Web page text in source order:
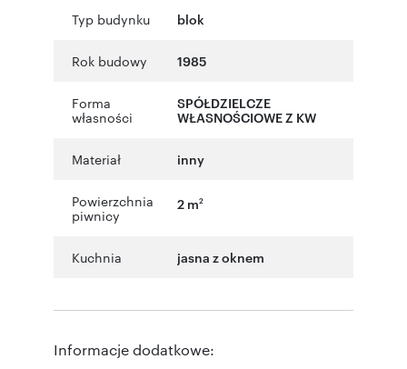
Typ budynku blok
Rok budowy 1985
Forma
własności
SPÓŁDZIELCZE
WŁASNOŚCIOWE Z KW
Materiał inny
Powierzchnia
piwnicy
2 m2
Kuchnia jasna z oknem
Informacje dodatkowe: